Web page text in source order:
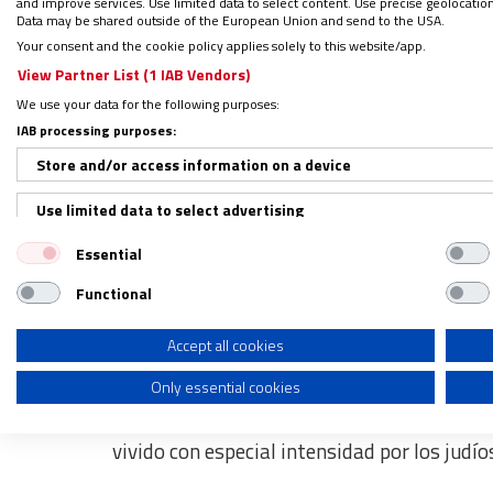
hecho público, según recoge el diarioEl
importancia. Lo encabeza la financiación,
tales como el currículo, la formación del
evaluaciones…
Así, uno tras otro se abordarán todos los
redactado entre el PSOE y Podemos, si
Religión se haya dejado para el final
medio de las negociaciones. Habrá que
“España se ha reconciliado
viaje del presidente de Israel, Reuven
en materia
vivido con especial intensidad por los
Data may be shared outside of the European Union and send to the USA.
Your consent and the cookie policy applies solely to this website/app.
View Partner List (1 IAB Vendors)
We use your data for the following purposes:
IAB processing purposes:
Store and/or access information on a device
Use limited data to select advertising
Create profiles for personalised advertising
Use profiles to select personalised advertising
Create profiles to personalise content
Use profiles to select personalised content
Essential
Functional
Accept all cookies
Only essential cookies